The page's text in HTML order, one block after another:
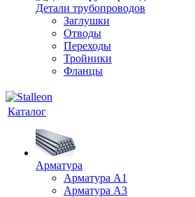
Детали трубопроводов
Заглушки
Отводы
Переходы
Тройники
Фланцы
Каталог
Арматура
Арматура A1
Арматура А3